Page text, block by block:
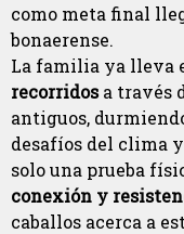
como meta final
bonaerense.
La familia ya lleva
recorridosa través
antiguos,
desafíos del clima
solo una prueba
conexión y
caballos acerca a